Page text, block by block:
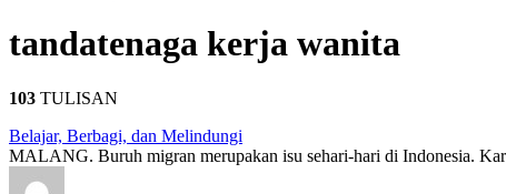
tandatenaga kerja wanita
103 TULISAN
Belajar, Berbagi, dan Melindungi
MALANG. Buruh migran merupakan isu sehari-hari di Indonesia.